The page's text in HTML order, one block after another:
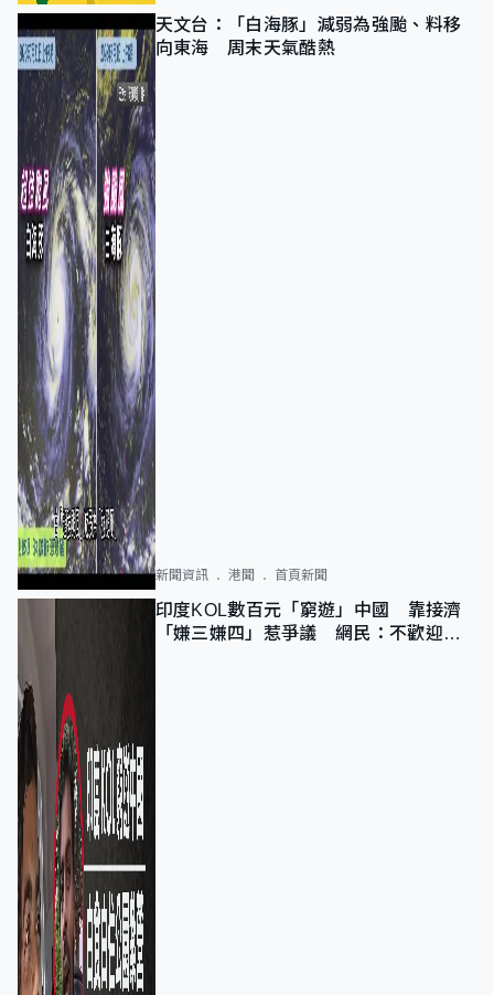
天文台：「白海豚」減弱為強颱、料移
向東海 周末天氣酷熱
新聞資訊 港聞 首頁新聞
印度KOL數百元「窮遊」中國 靠接濟
「嫌三嫌四」惹爭議 網民：不歡迎劣